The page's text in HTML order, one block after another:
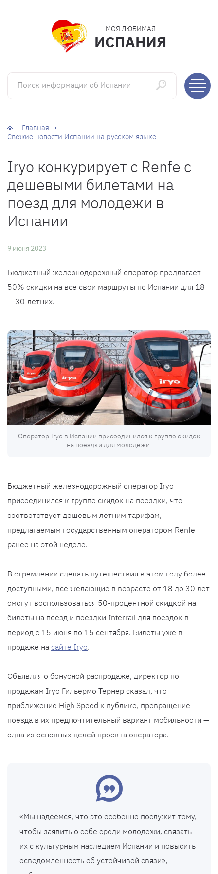
МОЯ ЛЮБИМАЯ
ИСПАНИЯ
Поиск информации об Испании
Главная
Свежие новости Испании на русском языке
Iryo конкурирует с Renfe с
дешевыми билетами на
поезд для молодежи в
Испании
9 июня 2023
Бюджетный железнодорожный оператор предлагает
50% скидки на все свои маршруты по Испании для 18
— 30-летних.
Оператор Iryo в Испании присоединился к группе скидок
на поездки для молодежи.
Бюджетный железнодорожный оператор Iryo
присоединился к группе скидок на поездки, что
соответствует дешевым летним тарифам,
предлагаемым государственным оператором Renfe
ранее на этой неделе.
В стремлении сделать путешествия в этом году более
доступными, все желающие в возрасте от 18 до 30 лет
смогут воспользоваться 50-процентной скидкой на
билеты на поезд и поездки Interrail для поездок в
период с 15 июня по 15 сентября. Билеты уже в
продаже на сайте Iryo.
Объявляя о бонусной распродаже, директор по
продажам Iryo Гильермо Тернер сказал, что
приближение High Speed к публике, превращение
поезда в их предпочтительный вариант мобильности —
одна из основных целей проекта оператора.
«Мы надеемся, что это особенно послужит тому,
чтобы заявить о себе среди молодежи, связать
их с культурным наследием Испании и повысить
осведомленность об устойчивой связи», —